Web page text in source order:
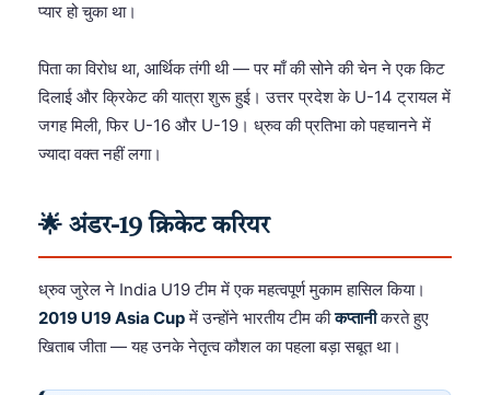
प्यार हो चुका था।
पिता का विरोध था, आर्थिक तंगी थी — पर माँ की सोने की चेन ने एक किट
दिलाई और क्रिकेट की यात्रा शुरू हुई। उत्तर प्रदेश के U-14 ट्रायल में
जगह मिली, फिर U-16 और U-19। ध्रुव की प्रतिभा को पहचानने में
ज्यादा वक्त नहीं लगा।
🌟 अंडर-19 क्रिकेट करियर
ध्रुव जुरेल ने India U19 टीम में एक महत्वपूर्ण मुकाम हासिल किया।
2019 U19 Asia Cupमें उन्होंने भारतीय टीम कीकप्तानीकरते हुए
खिताब जीता — यह उनके नेतृत्व कौशल का पहला बड़ा सबूत था।